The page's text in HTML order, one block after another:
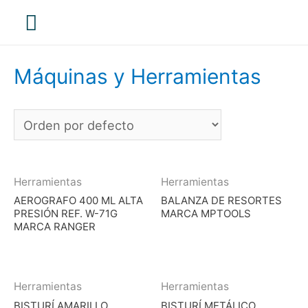
Menú
Máquinas y Herramientas
Herramientas
AEROGRAFO 400 ML ALTA
PRESIÓN REF. W-71G
MARCA RANGER
Herramientas
BALANZA DE RESORTES
MARCA MPTOOLS
Herramientas
Herramientas